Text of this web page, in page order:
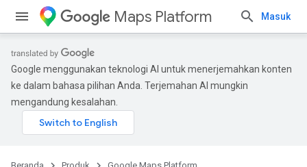
Maps Platform Masuk
Google menggunakan teknologi AI untuk menerjemahkan konten
ke dalam bahasa pilihan Anda. Terjemahan AI mungkin
mengandung kesalahan.